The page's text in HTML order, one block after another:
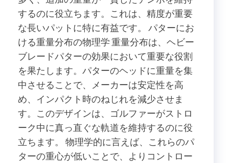
するのに役立ちます。これは、精度が重要
な長いパットに特に有益です。 パターにお
ける重量分布の物理学 重量分布は、ヘビー
ブレードパターの効果において重要な役割
を果たします。パターのヘッドに重量を集
中させることで、メーカーは安定性を高
め、インパクト時のねじれを減少させま
す。このデザインは、ゴルファーがストロ
ーク中に真っ直ぐな軌道を維持するのに役
立ちます。 物理学的に言えば、これらのパ
ターの重心が低いことで、よりコントロー